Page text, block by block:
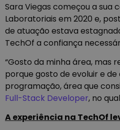
Sara Viegas começou a
Laboratoriais em 2020 e,
de atuação estava
TechOf a confiança
“Gosto da minha área, mas
porque gosto de evoluir e
programação, área que
Full-Stack Developer, no
A experiência na TechOf